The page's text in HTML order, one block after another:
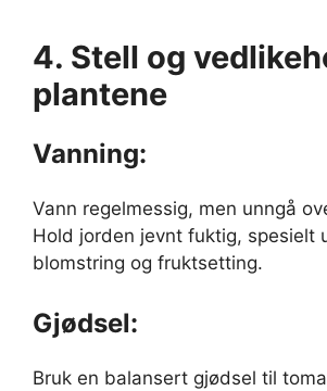
4. Stell og
plantene
Vanning:
Vann regelmessig, men unngå
Hold jorden jevnt fuktig, spesielt
blomstring og fruktsetting.
Gjødsel:
Bruk en balansert gjødsel til